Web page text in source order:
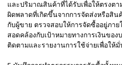
และปริมาณสินค้าที่ได้รับเพื่อให้ตรงต
ผิดพลาดที่เกิดขึ้นจากการจัดส่งหรือสิน
กับผู้ขาย ตรวจสอบให้การจัดซื้ออยู่ภา
สอดคล้องกับเป้าหมายทางการเงินของ
ติดตามและรายงานการใช้จ่ายเพื่อให้